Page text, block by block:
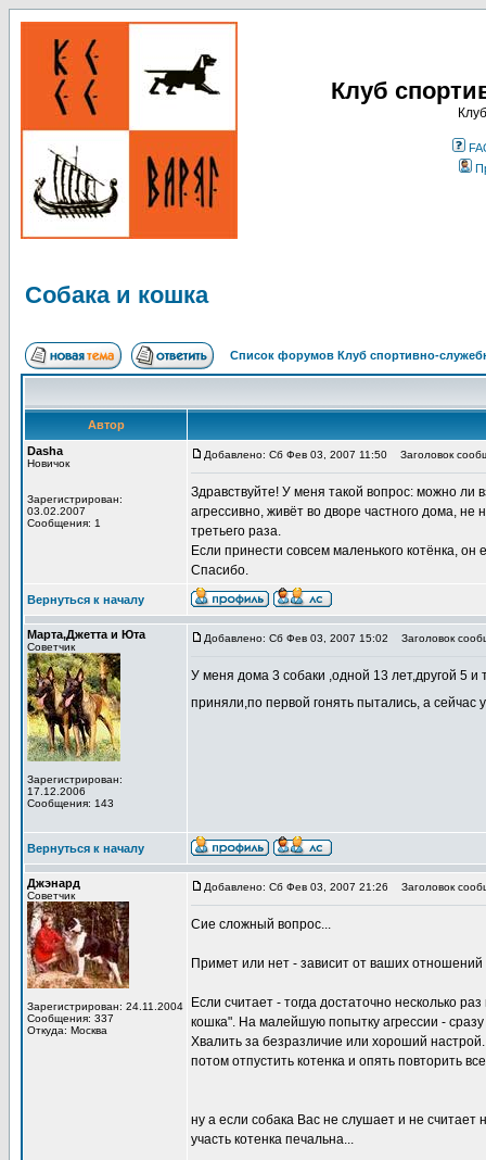
Клуб
Собака и кошка
Список форумов Клуб спортивно-
Автор
Dasha
Новичок
Зарегистрирован:
03.02.2007
Сообщения: 1
Добавлено: Сб Фев 03, 2007 11:50 Заголовок
Здравствуйте! У меня такой вопрос: можно ли
агрессивно, живёт во дворе частного дома,
третьего раза.
Если принести совсем маленького котёнка, он
Спасибо.
Вернуться к началу
Марта,Джетта и Юта
Советчик
Зарегистрирован:
17.12.2006
Сообщения: 143
Добавлено: Сб Фев 03, 2007 15:02 Заголовок
У меня дома 3 собаки ,одной 13 лет,другой 5
приняли,по первой гонять пытались, а
Вернуться к началу
Джэнард
Советчик
Зарегистрирован: 24.11.2004
Сообщения: 337
Откуда: Москва
Добавлено: Сб Фев 03, 2007 21:26 Заголовок
Сие сложный вопрос...
Примет или нет - зависит от ваших отношений
Если считает - тогда достаточно несколько
кошка". На малейшую попытку агрессии -
Хвалить за безразличие или хороший
потом отпустить котенка и опять повторить
ну а если собака Вас не слушает и не считает
участь котенка печальна...